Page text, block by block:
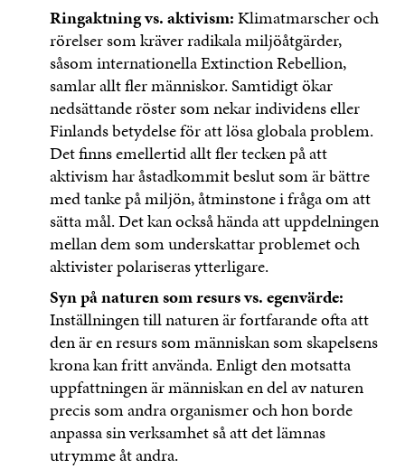
Ringaktning vs. aktivism:Klimatmarscher och
rörelser som kräver radikala miljöåtgärder,
såsom internationella Extinction Rebellion,
samlar allt fler människor. Samtidigt ökar
nedsättande röster som nekar individens eller
Finlands betydelse för att lösa globala problem.
Det finns emellertid allt fler tecken på att
aktivism har åstadkommit beslut som är bättre
med tanke på miljön, åtminstone i fråga om att
sätta mål. Det kan också hända att uppdelningen
mellan dem som underskattar problemet och
aktivister polariseras ytterligare.
Syn på naturen som resurs vs. egenvärde:
Inställningen till naturen är fortfarande ofta att
den är en resurs som människan som skapelsens
krona kan fritt använda. Enligt den motsatta
uppfattningen är människan en del av naturen
precis som andra organismer och hon borde
anpassa sin verksamhet så att det lämnas
utrymme åt andra.